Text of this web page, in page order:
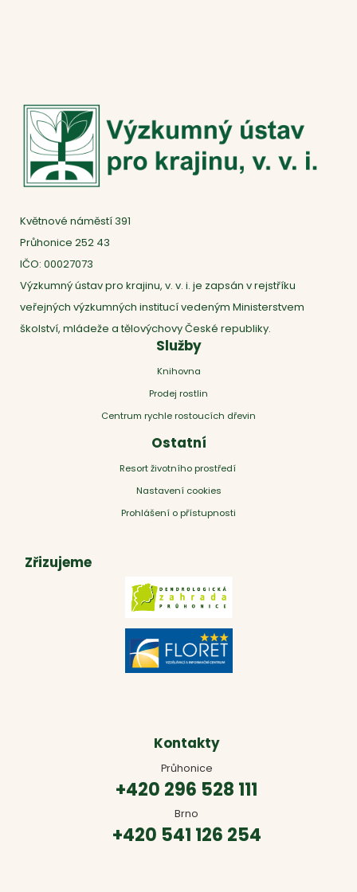
Květnové náměstí 391
Průhonice 252 43
IČO: 00027073
Výzkumný ústav pro krajinu, v. v. i. je zapsán v rejstříku
veřejných výzkumných institucí vedeným Ministerstvem
školství, mládeže a tělovýchovy České republiky.
Služby
Knihovna
Prodej rostlin
Centrum rychle rostoucích dřevin
Ostatní
Resort životního prostředí
Nastavení cookies
Prohlášení o přístupnosti
Zřizujeme
Kontakty
Průhonice
+420 296 528 111
Brno
+420 541 126 254